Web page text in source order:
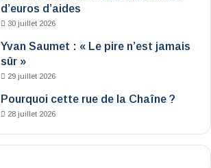
d’euros d’aides
30 juillet 2026
Yvan Saumet : « Le pire n’est jamais
sûr »
29 juillet 2026
Pourquoi cette rue de la Chaîne ?
28 juillet 2026